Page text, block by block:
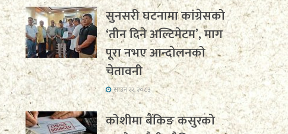
सुनसरी घटनामा कांग्रेसको
‘तीन दिने अल्टिमेटम’, माग
पूरा नभए आन्दोलनको
चेतावनी
साउन २२, २०८३
कोशीमा बैंकिङ कसुरको